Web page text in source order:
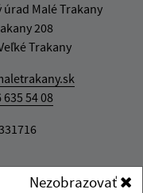
Nezobrazovať
úrad Malé Trakany
208
Trakany
635 54 08